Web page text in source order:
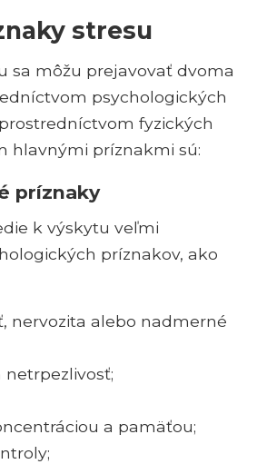
stresu
sa môžu prejavovať dvoma
psychologických
fyzických
hlavnými príznakmi sú:
príznaky
k výskytu veľmi
príznakov, ako
nervozita alebo nadmerné
netrpezlivosť;
a pamäťou;